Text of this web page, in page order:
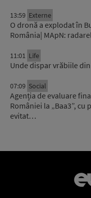
13:59 Externe
O dronă a explodat în
România| MApN:
11:01 Life
Unde dispar vrăbiile
07:09 Social
Agenția de evaluare
României la „Baa3”,
evitat…